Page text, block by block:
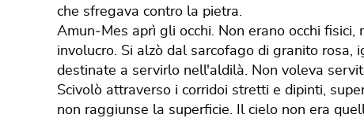
che sfregava contro la pietra.
​Amun‐Mes aprì gli occhi. Non erano occhi
involucro. Si alzò dal sarcofago di granito rosa,
destinate a servirlo nell'aldilà. Non voleva
​Scivolò attraverso i corridoi stretti e dipinti,
non raggiunse la superficie. Il cielo non era